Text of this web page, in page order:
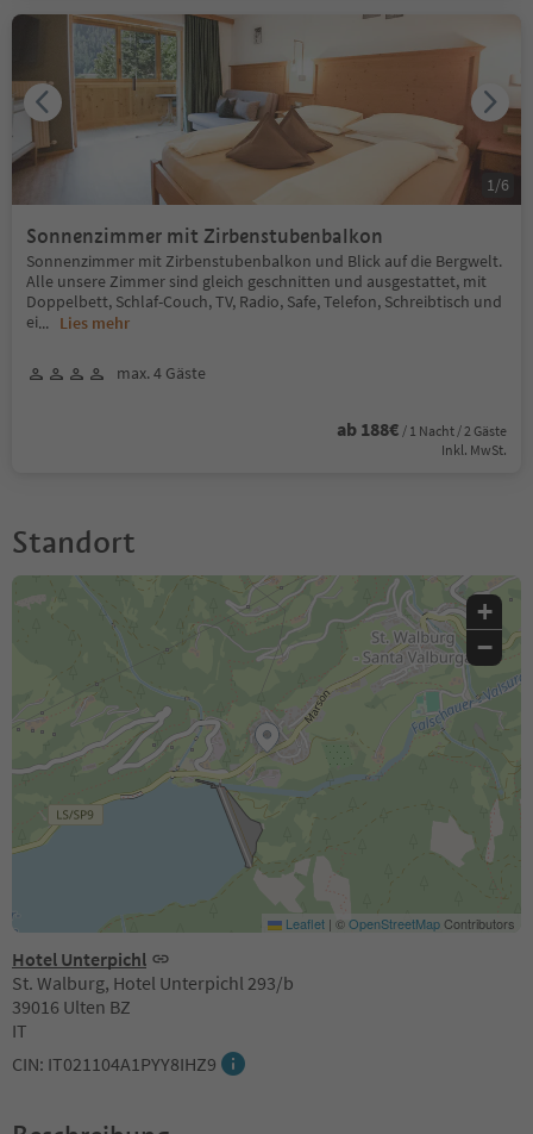
Sonnenzimmer mit Zirbenstubenbalkon
Sonnenzimmer mit Zirbenstubenbalkon und Blick auf die Bergwelt.
Alle unsere Zimmer sind gleich geschnitten und ausgestattet, mit
Doppelbett, Schlaf-Couch, TV, Radio, Safe, Telefon, Schreibtisch und
ei... Lies mehr
max. 4 Gäste
ab 188€ / 1 Nacht / 2 Gäste
Inkl. MwSt.
1/6
Standort
Hotel Unterpichl
St. Walburg, Hotel Unterpichl 293/b
39016 Ulten BZ
IT
CIN: IT021104A1PYY8IHZ9
+
−
Leaflet | ©OpenStreetMapContributors